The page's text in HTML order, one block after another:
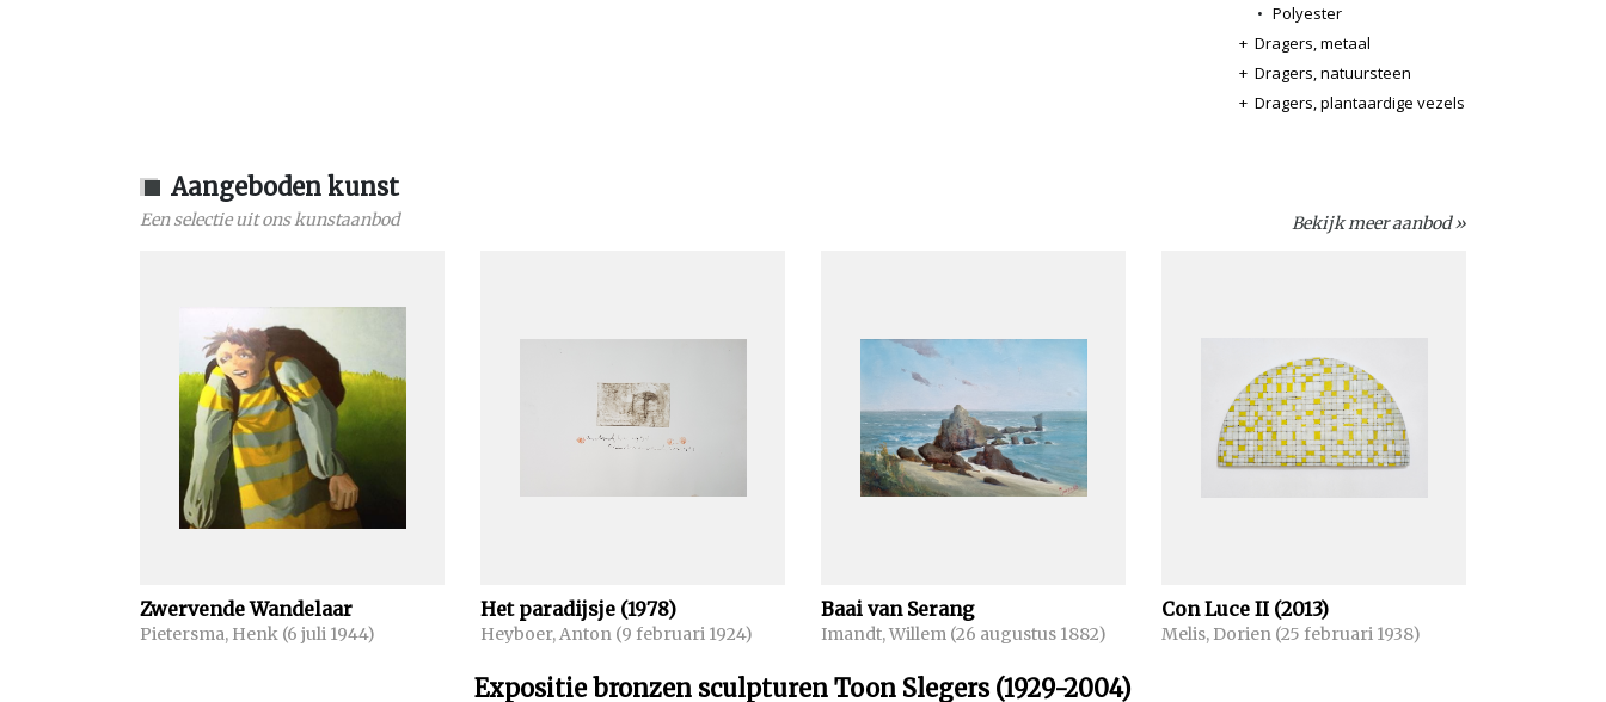
• Polyester
+ Dragers, metaal
+ Dragers, natuursteen
+ Dragers, plantaardige vezels
Aangeboden kunst
Een selectie uit ons kunstaanbod Bekijk meer aanbod »
Zwervende Wandelaar
Pietersma, Henk (6 juli 1944)
Het paradijsje (1978)
Heyboer, Anton (9 februari 1924)
Baai van Serang
Imandt, Willem (26 augustus 1882)
Con Luce II (2013)
Melis, Dorien (25 februari 1938)
Expositie bronzen sculpturen Toon Slegers (1929-2004)